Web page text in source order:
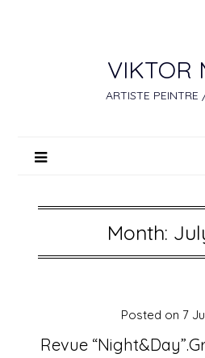
VIKTOR
ARTISTE PEINTRE
Month:
Revue
Posted on 7